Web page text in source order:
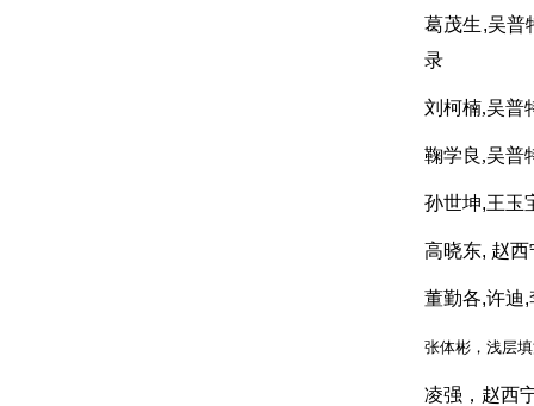
葛茂生,吴普
录
刘柯楠,吴普
鞠学良,吴普
孙世坤,王玉
高晓东, 赵西
董勤各,许迪
张体彬， 浅层
凌强，赵西